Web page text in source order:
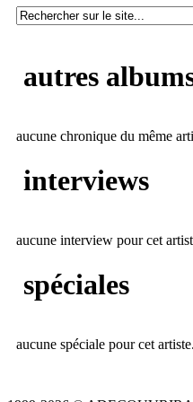
autres
aucune chronique du même
interviews
aucune interview pour cet
spéciales
aucune spéciale pour cet artiste.